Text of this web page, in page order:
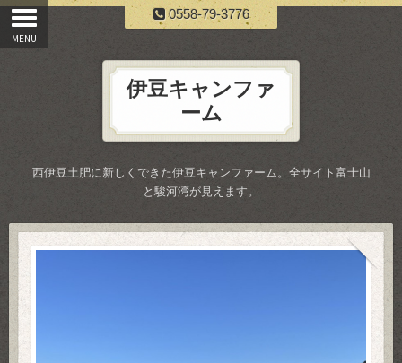
0558-79-3776
伊豆キャンファ
ーム
西伊豆土肥に新しくできた伊豆キャンファーム。全サイト富士山
と駿河湾が見えます。